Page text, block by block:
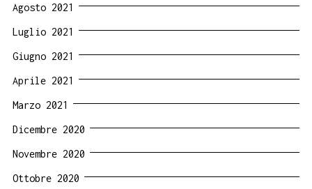
Agosto 2021
Luglio 2021
Giugno 2021
Aprile 2021
Marzo 2021
Dicembre 2020
Novembre 2020
Ottobre 2020